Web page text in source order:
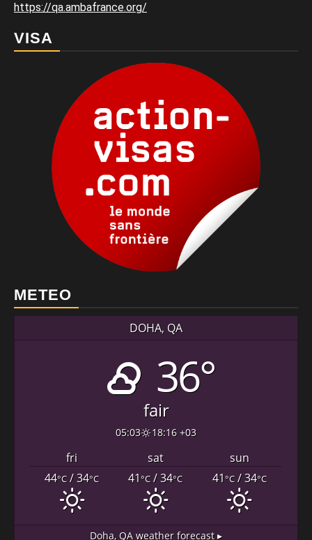
https://qa.ambafrance.org/
VISA
METEO
DOHA, QA
36°
fair
05:03 18:16 +03
fri sat
sun
44°C/ 34°C 41°C/ 34°C 41°C/ 34°C
Doha, QA weather forecast ▸